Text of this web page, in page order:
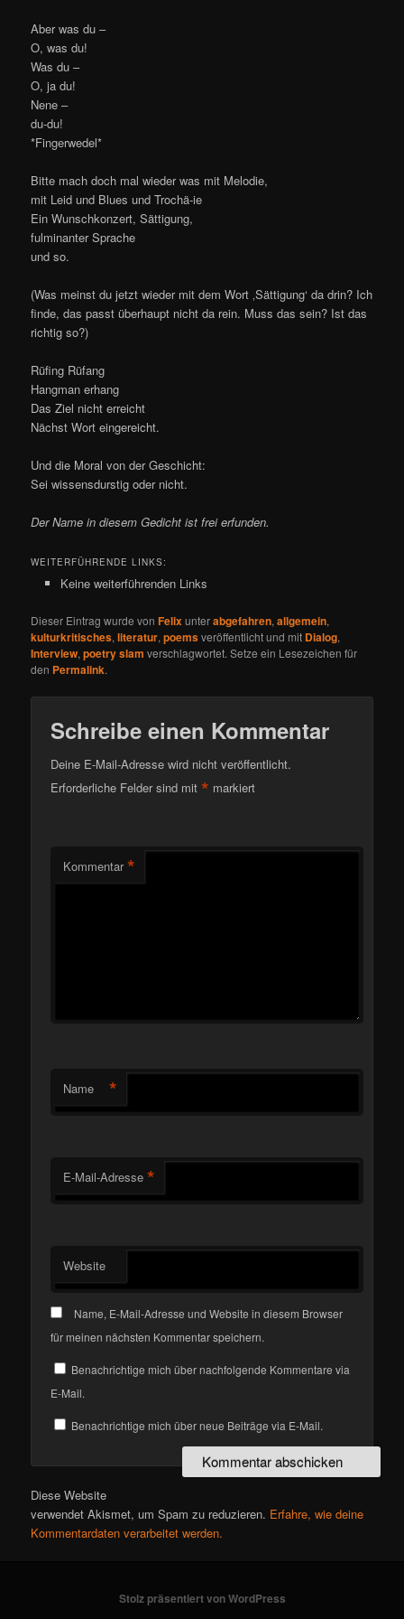
Aber was du –
O, was du!
Was du –
O, ja du!
Nene –
du-du!
*Fingerwedel*
Bitte mach doch mal wieder was mit Melodie,
mit Leid und Blues und Trochä-ie
Ein Wunschkonzert, Sättigung,
fulminanter Sprache
und so.
(Was meinst du jetzt wieder mit dem Wort ‚Sättigung‘ da drin? Ich
finde, das passt überhaupt nicht da rein. Muss das sein? Ist das
richtig so?)
Rüfing Rüfang
Hangman erhang
Das Ziel nicht erreicht
Nächst Wort eingereicht.
Und die Moral von der Geschicht:
Sei wissensdurstig oder nicht.
Der Name in diesem Gedicht ist frei erfunden.
WEITERFÜHRENDE LINKS:
Keine weiterführenden Links
Dieser Eintrag wurde vonFelixunterabgefahren,allgemein,
kulturkritisches,literatur,poemsveröffentlicht und mit Dialog,
Interview,poetry slam verschlagwortet. Setze ein Lesezeichen für
den Permalink.
Schreibe einen Kommentar
Deine E-Mail-Adresse wird nicht veröffentlicht.
Erforderliche Felder sind mit* markiert
Kommentar *
Name *
E-Mail-Adresse *
Website
Name, E-Mail-Adresse und Website in diesem Browser
für meinen nächsten Kommentar speichern.
Benachrichtige mich über nachfolgende Kommentare via
E-Mail.
Benachrichtige mich über neue Beiträge via E-Mail.
Diese Website
verwendet Akismet, um Spam zu reduzieren. Erfahre, wie deine
Kommentardaten verarbeitet werden.
Stolz präsentiert von WordPress